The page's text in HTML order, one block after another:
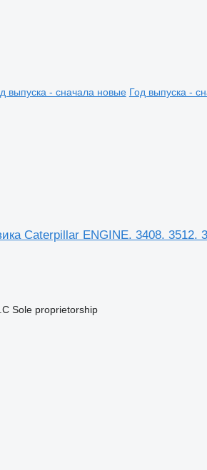
выпуска - сначала новые Год выпуска -
Caterpillar ENGINE. 3408. 3512.
Sole proprietorship